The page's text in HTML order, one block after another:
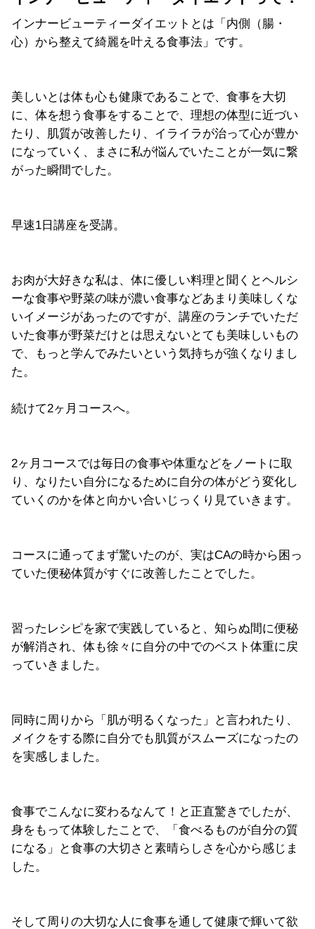
インナービューティーダイエットとは「内側（腸・
心）から整えて綺麗を叶える食事法」です。
美しいとは体も心も健康であることで、食事を大切
に、体を想う食事をすることで、理想の体型に近づい
たり、肌質が改善したり、イライラが治って心が豊か
になっていく、まさに私が悩んでいたことが一気に繋
がった瞬間でした。
早速1日講座を受講。
お肉が大好きな私は、体に優しい料理と聞くとヘルシ
ーな食事や野菜の味が濃い食事などあまり美味しくな
いイメージがあったのですが、講座のランチでいただ
いた食事が野菜だけとは思えないとても美味しいもの
で、もっと学んでみたいという気持ちが強くなりまし
た。
続けて2ヶ月コースへ。
2ヶ月コースでは毎日の食事や体重などをノートに取
り、なりたい自分になるために自分の体がどう変化し
ていくのかを体と向かい合いじっくり見ていきます。
コースに通ってまず驚いたのが、実はCAの時から困っ
ていた便秘体質がすぐに改善したことでした。
習ったレシピを家で実践していると、知らぬ間に便秘
が解消され、体も徐々に自分の中でのベスト体重に戻
っていきました。
同時に周りから「肌が明るくなった」と言われたり、
メイクをする際に自分でも肌質がスムーズになったの
を実感しました。
食事でこんなに変わるなんて！と正直驚きでしたが、
身をもって体験したことで、「食べるものが自分の質
になる」と食事の大切さと素晴らしさを心から感じま
した。
そして周りの大切な人に食事を通して健康で輝いて欲